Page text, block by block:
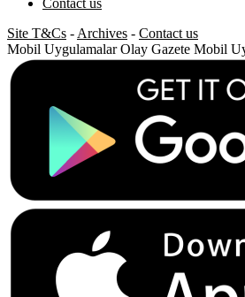
Site T&Cs - Archives - Contact us
Mobil Uygulamalar Olay Gazete Mobil